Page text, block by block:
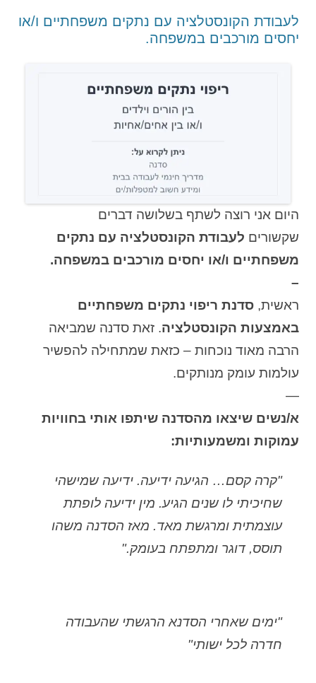
לעבודת הקונסטלציה עם נתקים משפחתיים ו/או
יחסים מורכבים במשפחה.
היום אני רוצה לשתף בשלושה דברים
שקשורים לעבודת הקונסטלציה עם נתקים
משפחתיים ו/או יחסים מורכבים במשפחה.
–
ראשית, סדנת ריפוי נתקים משפחתיים
באמצעות הקונסטלציה. זאת סדנה שמביאה
הרבה מאוד נוכחות – כזאת שמתחילה להפשיר
עולמות עומק מנותקים.
—
א/נשים שיצאו מהסדנה שיתפו אותי בחוויות
עמוקות ומשמעותיות:
"קרה קסם… הגיעה ידיעה. ידיעה שמישהי
שחיכיתי לו שנים הגיע. מין ידיעה לופתת
עוצמתית ומרגשת מאד. מאז הסדנה משהו
תוסס, דוגר ומתפתח בעומק."
"ימים שאחרי הסדנא הרגשתי שהעבודה
חדרה לכל ישותי"